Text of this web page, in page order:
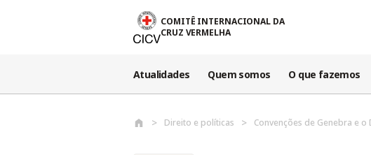
Passar para o conteúdo principal
COMITÊ INTERNACIONAL DA
CRUZ VERMELHA
Atualidades Quem somos O que fazemos
Direito e políticas Convenções de Genebra e o